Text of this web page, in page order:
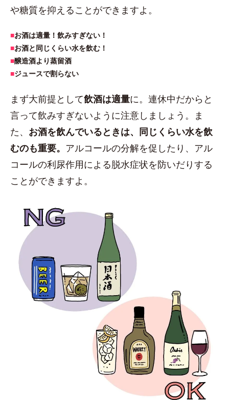
や糖質を抑えることができますよ。
■お酒は適量！飲みすぎない！
■お酒と同じくらい水を飲む！
■醸造酒より蒸留酒
■ジュースで割らない
まず大前提として飲酒は適量に。連休中だからと
言って飲みすぎないように注意しましょう。ま
た、 お酒を飲んでいるときは、同じくらい水を飲
むのも重要。 アルコールの分解を促したり、アル
コールの利尿作用による脱水症状を防いだりする
ことができますよ。